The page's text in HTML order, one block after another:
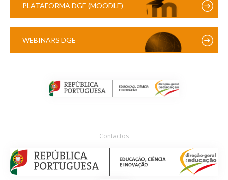
PLATAFORMA DGE (MOODLE)
WEBINARS DGE
Contactos